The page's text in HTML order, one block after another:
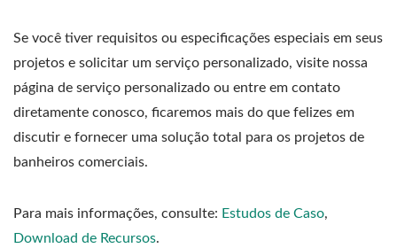
Se você tiver requisitos ou especificações especiais em seus
projetos e solicitar um serviço personalizado, visite nossa
página de serviço personalizado ou entre em contato
diretamente conosco, ficaremos mais do que felizes em
discutir e fornecer uma solução total para os projetos de
banheiros comerciais.
Para mais informações, consulte: Estudos de Caso,
Download de Recursos.